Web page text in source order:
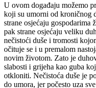
U ovom događaju možemo
koji su umorni od kroničnog
strane osjećaju gospodarima
pak strane osjećaju veliku
nečistoći duše i tromosti
očituje se i u premalom
novim životom. Zato je
slabosti i grijeha kao guba
otkloniti. Nečistoća duše je
do umora, jer počesto uza